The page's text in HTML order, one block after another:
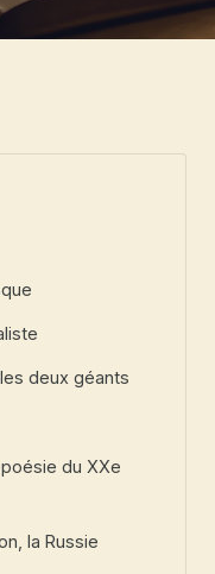
deux géants
du XXe
la Russie